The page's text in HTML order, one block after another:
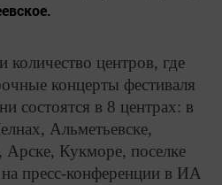
количество центров, где
концерты фестиваля
состоятся в 8 центрах: в
Альметьевске,
Кукморе, поселке
пресс-конференции в ИА